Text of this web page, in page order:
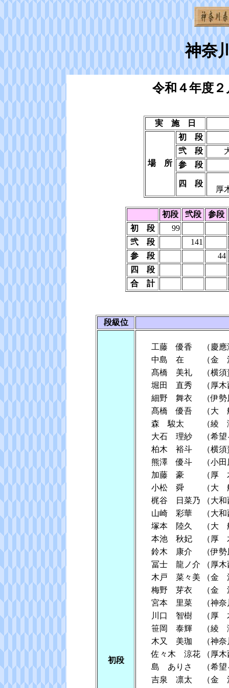
神奈
令和４年度
実 施 日
場 所
初 段
弐 段
参 段
四 段
厚
初段 弐段
参段
初 段
99
弐 段
141
参 段
44
四 段
合 計
段級位
初段
工藤 優香
（慶
中島 在
（金
髙橋 美礼
（横
堀田 直秀
（厚
細野 舞衣
（伊
髙橋 優吾
（大
森 駿太
（綾
大石 理紗
（希
柏木 裕斗
（横
熊澤 優斗
（小
加藤 豪
（厚
小松 舜
（大
梶谷 日菜乃
（大
山崎 彩華
（大
塚本 陸久
（大
本池 秋妃
（厚
鈴木 康介
（伊
冨士 龍ノ介
（厚
木戸 菜々美
（金
梅野 芽衣
（金
宮本 里菜
（神
川口 智樹
（厚
笹岡 泰輝
（綾
木又 美珈
（神
佐々木 涼花
（厚
島 ありさ
（希
吉泉 凛太
（金